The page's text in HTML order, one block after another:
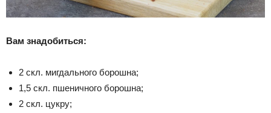
Вам знадобиться:
2 скл. мигдального борошна;
1,5 скл. пшеничного борошна;
2 скл. цукру;